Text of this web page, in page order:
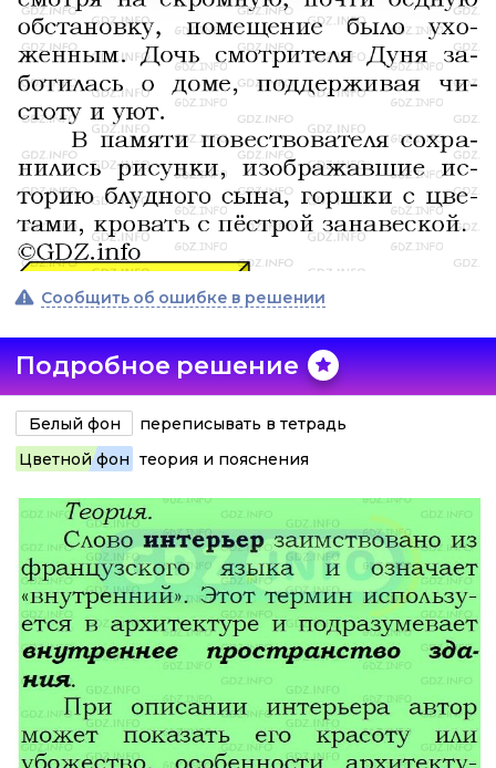
Сообщить об ошибке в решении
Подробное решение
Белый фон
переписывать в тетрадь
Цветной фон теория и пояснения